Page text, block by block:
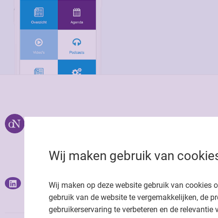
Wij maken gebruik van
Wij maken op deze website gebruik van cookies
gebruik van de website te vergemakkelijken, de
gebruikerservaring te verbeteren en de relevantie
Privacy statement
Cookie
Richtlijnen